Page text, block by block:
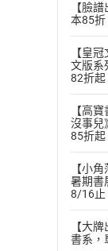
【臉
本85
【皇
文版系
82折
【高
沒事兒
85折
【小
暑期書
8/16止
【大
書系，